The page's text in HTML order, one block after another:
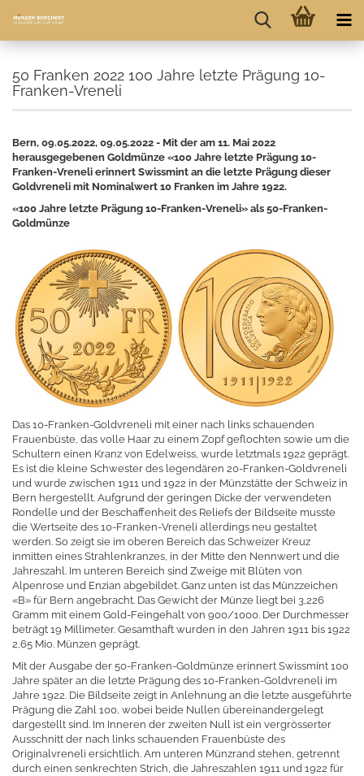
50 Franken 2022 100 Jahre letzte Prägung 10-
Franken-Vreneli
Bern, 09.05.2022, 09.05.2022 - Mit der am 11. Mai 2022
herausgegebenen Goldmünze «100 Jahre letzte Prägung 10-
Franken-Vreneli erinnert Swissmint an die letzte Prägung dieser
Goldvreneli mit Nominalwert 10 Franken im Jahre 1922.
«100 Jahre letzte Prägung 10-Franken-Vreneli» als 50-Franken-
Goldmünze
Das 10-Franken-Goldvreneli mit einer nach links schauenden
Frauenbüste, das volle Haar zu einem Zopf geflochten sowie um die
Schultern einen Kranz von Edelweiss, wurde letztmals 1922 geprägt.
Es ist die kleine Schwester des legendären 20-Franken-Goldvreneli
und wurde zwischen 1911 und 1922 in der Münzstätte der Schweiz in
Bern hergestellt. Aufgrund der geringen Dicke der verwendeten
Rondelle und der Beschaffenheit des Reliefs der Bildseite musste
die Wertseite des 10-Franken-Vreneli allerdings neu gestaltet
werden. So zeigt sie im oberen Bereich das Schweizer Kreuz
inmitten eines Strahlenkranzes, in der Mitte den Nennwert und die
Jahreszahl. Im unteren Bereich sind Zweige mit Blüten von
Alpenrose und Enzian abgebildet. Ganz unten ist das Münzzeichen
«B» für Bern angebracht. Das Gewicht der Münze liegt bei 3,226
Gramm mit einem Gold-Feingehalt von 900/1000. Der Durchmesser
beträgt 19 Millimeter. Gesamthaft wurden in den Jahren 1911 bis 1922
2,65 Mio. Münzen geprägt.
Mit der Ausgabe der 50-Franken-Goldmünze erinnert Swissmint 100
Jahre später an die letzte Prägung des 10-Franken-Goldvreneli im
Jahre 1922. Die Bildseite zeigt in Anlehnung an die letzte ausgeführte
Prägung die Zahl 100, wobei beide Nullen übereinandergelegt
dargestellt sind. Im Inneren der zweiten Null ist ein vergrösserter
Ausschnitt der nach links schauenden Frauenbüste des
Originalvreneli ersichtlich. Am unteren Münzrand stehen, getrennt
durch einen senkrechten Strich, die Jahreszahlen 1911 und 1922 für